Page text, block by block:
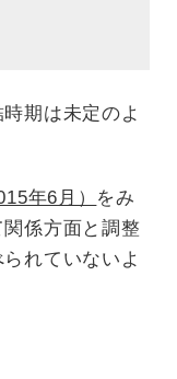
期は未定のよ
年6月） をみ
係方面と調整
れていないよ